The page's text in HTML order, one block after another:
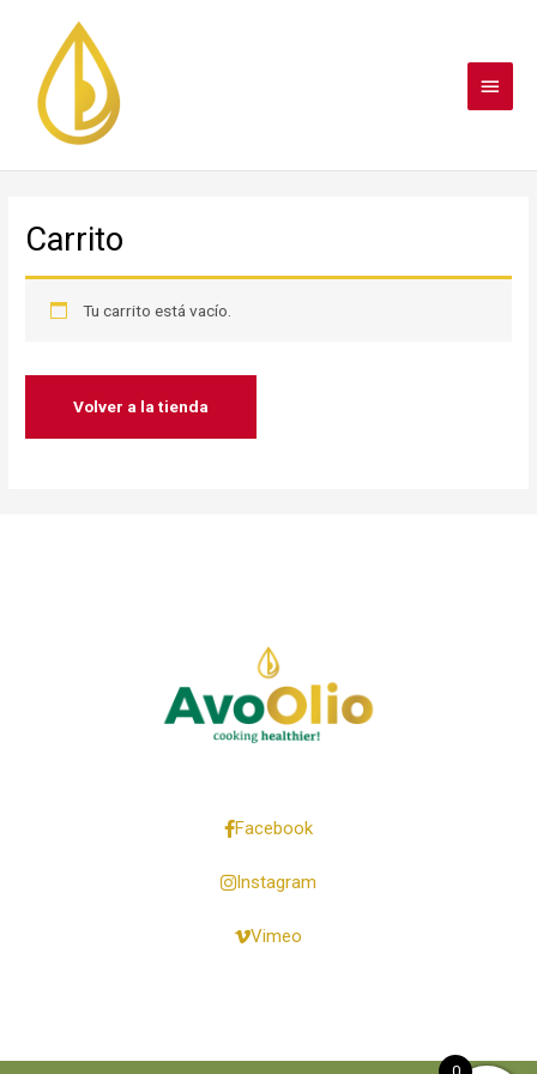
contenido
Carrito
Tu carrito está vacío.
Volver a la tienda
Facebook
Instagram
Vimeo